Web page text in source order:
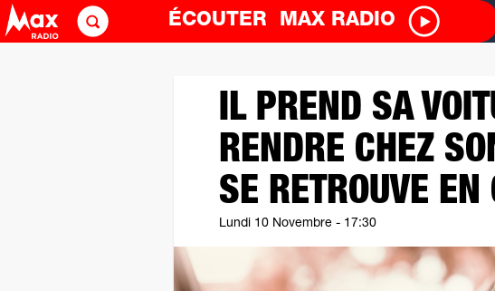
ÉCOUTER MAX RADIO
IL PREND SA
RENDRE CHEZ
SE RETROUVE EN
Lundi 10 Novembre - 17:30